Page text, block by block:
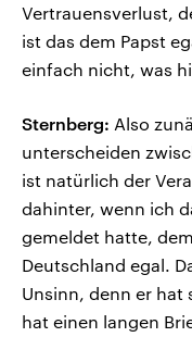
Vertrauensverlust,
ist das dem Papst
einfach nicht, was
Sternberg: Also
unterscheiden
ist natürlich der
dahinter, wenn ich
gemeldet hatte,
Deutschland egal.
Unsinn, denn er hat
hat einen langen